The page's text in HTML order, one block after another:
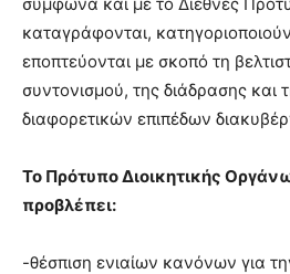
καταγράφονται,
εποπτεύονται με σκοπό τη
συντονισμού, της διάδρασης και
διαφορετικών επιπέδων
Το Πρότυπο Διοικητικής
προβλέπει:
-θέσπιση ενιαίων κανόνων για